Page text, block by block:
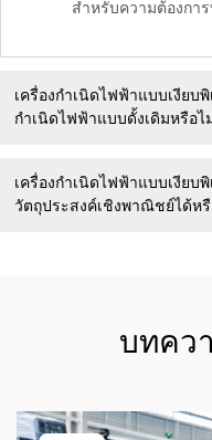
สำหรับความต้องกา
เครื่องกำเนิดไฟฟ้าแบบเงียบ
กำเนิดไฟฟ้าแบบดั้งเดิมหรือไ
เครื่องกำเนิดไฟฟ้าแบบเงียบ
วัตถุประสงค์เชิงพาณิชย์ได้หรื
บทคว